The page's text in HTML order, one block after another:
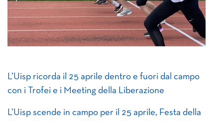
L’Uisp ricorda il 25 aprile dentro e fuori dal campo
con i Trofei e i Meeting della Liberazione
L’Uisp scende in campo per il 25 aprile, Festa della